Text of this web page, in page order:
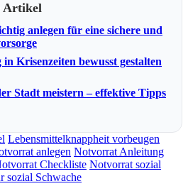
Artikel
anlegen für eine sichere und
Krisenzeiten bewusst gestalten
Stadt meistern – effektive Tipps
Lebensmittelknappheit vorbeugen
anlegen Notvorrat Anleitung
Checkliste Notvorrat sozial
sozial Schwache